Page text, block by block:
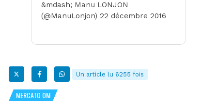
&mdash; Manu LONJON
(@ManuLonjon) 22 décembre 2016
Un article lu 6255 fois
MERCATO OM